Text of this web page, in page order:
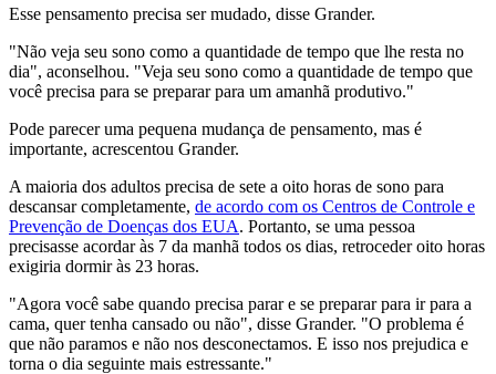
Esse pensamento precisa ser mudado, disse Grander.
"Não veja seu sono como a quantidade de tempo que lhe resta no
dia", aconselhou. "Veja seu sono como a quantidade de tempo que
você precisa para se preparar para um amanhã produtivo."
Pode parecer uma pequena mudança de pensamento, mas é
importante, acrescentou Grander.
A maioria dos adultos precisa de sete a oito horas de sono para
descansar completamente, de acordo com os Centros de Controle e
Prevenção de Doenças dos EUA. Portanto, se uma pessoa
precisasse acordar às 7 da manhã todos os dias, retroceder oito horas
exigiria dormir às 23 horas.
"Agora você sabe quando precisa parar e se preparar para ir para a
cama, quer tenha cansado ou não", disse Grander. "O problema é
que não paramos e não nos desconectamos. E isso nos prejudica e
torna o dia seguinte mais estressante."